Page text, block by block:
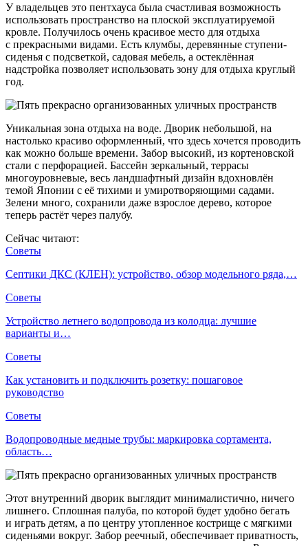
У владельцев это пентхауса была счастливая возможность
использовать пространство на плоской эксплуатируемой
кровле. Получилось очень красивое место для отдыха
с прекрасными видами. Есть клумбы, деревянные ступени-
сиденья с подсветкой, садовая мебель, а остеклённая
надстройка позволяет использовать зону для отдыха круглый
год.
Уникальная зона отдыха на воде. Дворик небольшой, на
настолько красиво оформленный, что здесь хочется проводить
как можно больше времени. Забор высокий, из кортеновской
стали с перфорацией. Бассейн зеркальный, террасы
многоуровневые, весь ландшафтный дизайн вдохновлён
темой Японии с её тихими и умиротворяющими садами.
Зелени много, сохранили даже взрослое дерево, которое
теперь растёт через палубу.
Сейчас читают:
Советы
Септики ДКС (КЛЕН): устройство, обзор модельного ряда,…
Советы
Устройство летнего водопровода из колодца: лучшие
варианты и…
Советы
Как установить и подключить розетку: пошаговое
руководство
Советы
Водопроводные медные трубы: маркировка сортамента,
область…
Этот внутренний дворик выглядит минималистично, ничего
лишнего. Сплошная палуба, по которой будет удобно бегать
и играть детям, а по центру утопленное кострище с мягкими
сиденьями вокруг. Забор реечный, обеспечивает приватность,